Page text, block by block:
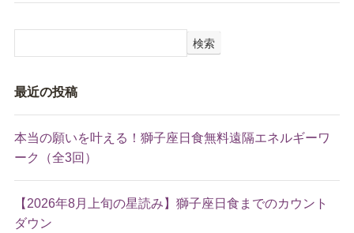
検索
最近の投稿
本当の願いを叶える！獅子座日食無料遠隔エネルギーワ
ーク（全3回）
【2026年8月上旬の星読み】獅子座日食までのカウント
ダウン